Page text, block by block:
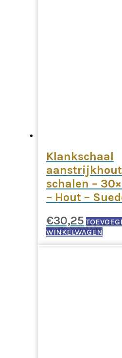
Klankschaal
schalen –
– Hout –
€30,25
WINKELWAGEN